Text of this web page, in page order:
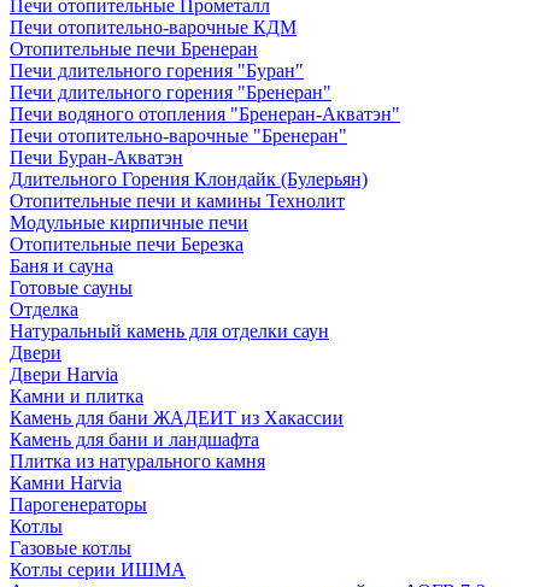
Печи отопительные Прометалл
Печи отопительно-варочные КДМ
Отопительные печи Бренеран
Печи длительного горения "Буран"
Печи длительного горения "Бренеран"
Печи водяного отопления "Бренеран-Акватэн"
Печи отопительно-варочные "Бренеран"
Печи Буран-Акватэн
Длительного Горения Клондайк (Булерьян)
Отопительные печи и камины Технолит
Модульные кирпичные печи
Отопительные печи Березка
Баня и сауна
Готовые сауны
Отделка
Натуральный камень для отделки саун
Двери
Двери Harvia
Камни и плитка
Камень для бани ЖАДЕИТ из Хакассии
Камень для бани и ландшафта
Плитка из натурального камня
Камни Harvia
Парогенераторы
Котлы
Газовые котлы
Котлы серии ИШМА